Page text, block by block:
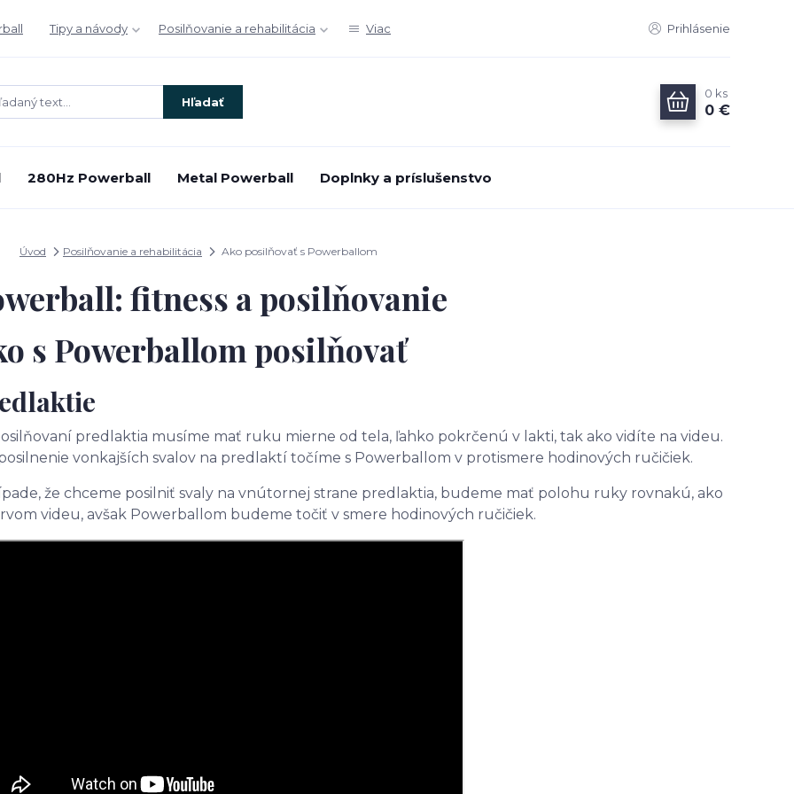
Tipy a návody Posilňovanie a rehabilitácia Viac Prihlásenie
Hľadať
0 ks
0 €
280Hz Powerball Metal Powerball Doplnky a príslušenstvo
Úvod Posilňovanie a rehabilitácia Ako posilňovať s Powerballom
fitness a posilňovanie
s Powerballom posilňovať
predlaktia musíme mať ruku mierne od tela, ľahko pokrčenú v lakti, tak ako vidíte na videu.
vonkajších svalov na predlaktí točíme s Powerballom v protismere hodinových ručičiek.
že chceme posilniť svaly na vnútornej strane predlaktia, budeme mať polohu ruky rovnakú, ako
videu, avšak Powerballom budeme točiť v smere hodinových ručičiek.